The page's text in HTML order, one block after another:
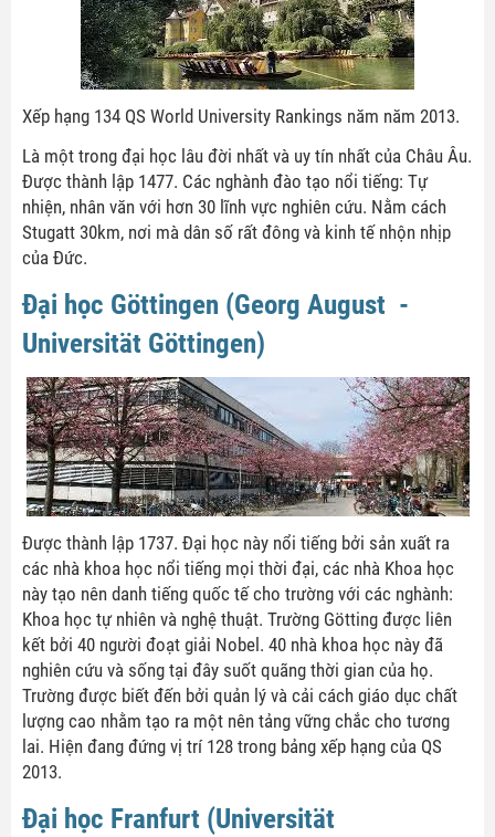
Xếp hạng 134 QS World University Rankings năm năm 2013.
Là một trong đại học lâu đời nhất và uy tín nhất của Châu Âu.
Được thành lập 1477. Các nghành đào tạo nổi tiếng: Tự
nhiện, nhân văn với hơn 30 lĩnh vực nghiên cứu. Nằm cách
Stugatt 30km, nơi mà dân số rất đông và kinh tế nhộn nhịp
của Đức.
Đại học Göttingen (Georg August -
Universität Göttingen)
Được thành lập 1737. Đại học này nổi tiếng bởi sản xuất ra
các nhà khoa học nổi tiếng mọi thời đại, các nhà Khoa học
này tạo nên danh tiếng quốc tế cho trường với các nghành:
Khoa học tự nhiên và nghệ thuật. Trường Götting được liên
kết bởi 40 người đoạt giải Nobel. 40 nhà khoa học này đã
nghiên cứu và sống tại đây suốt quãng thời gian của họ.
Trường được biết đến bởi quản lý và cải cách giáo dục chất
lượng cao nhằm tạo ra một nên tảng vững chắc cho tương
lai. Hiện đang đứng vị trí 128 trong bảng xếp hạng của QS
2013.
Đại học Franfurt (Universität